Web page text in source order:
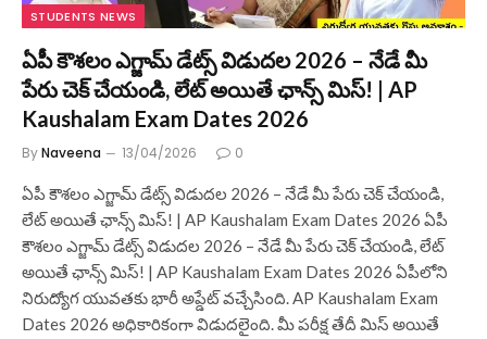
STUDENTS NEWS
ఏపీ కౌశలం ఎగ్జామ్ డేట్స్ విడుదల 2026 – నేడే మీ
పేరు చెక్ చేయండి, లేట్ అయితే ఛాన్స్ మిస్! | AP
Kaushalam Exam Dates 2026
ByNaveena 13/04/2026 0
ఏపీ కౌశలం ఎగ్జామ్ డేట్స్ విడుదల 2026 – నేడే మీ పేరు చెక్ చేయండి,
లేట్ అయితే ఛాన్స్ మిస్! | AP Kaushalam Exam Dates 2026 ఏపీ
కౌశలం ఎగ్జామ్ డేట్స్ విడుదల 2026 – నేడే మీ పేరు చెక్ చేయండి, లేట్
అయితే ఛాన్స్ మిస్! | AP Kaushalam Exam Dates 2026 ఏపీలోని
నిరుద్యోగ యువతకు భారీ అప్డేట్ వచ్చేసింది. AP Kaushalam Exam
Dates 2026 అధికారికంగా విడుదలైంది. మీ పరీక్ష తేదీ మిస్ అయితే